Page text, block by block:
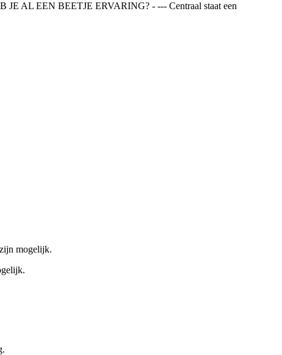
AL EEN BEETJE ERVARING? - --- Centraal staat een
mogelijk.